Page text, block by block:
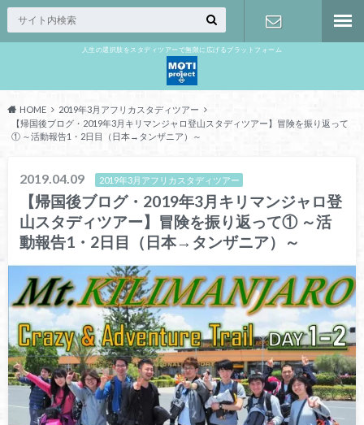
人生の選択肢をスタディツアーで無限に広げるプラットフォーム
HOME
2019年3月アフリカスタディツアー
【帰国後ブログ・2019年3月キリマンジャロ登山スタディツアー】冒険を振り返って
① ～活動報告1・2日目（日本→タンザニア）～
2019.04.09 2019年3月アフリカスタディツアー
【帰国後ブログ・2019年3月キリマンジャロ登
山スタディツアー】冒険を振り返って① ～活
動報告1・2日目（日本→タンザニア）～